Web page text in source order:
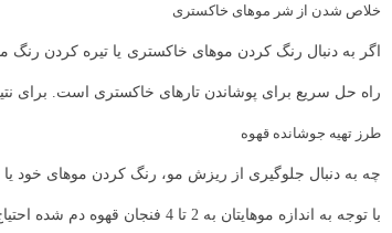
خلاص شدن از شر موهای خاکستری
اگر به دنبال رنگ کردن موهای خاکستری یا تیره کردن
راه حل سریع برای پوشاندن تارهای خاکستری است. برای
طرز تهیه جوشانده قهوه
چه به دنبال جلوگیری از ریزش مو، رنگ کردن موهای خود یا
با توجه به اندازه موهایتان به 2 تا 4 فنجان قهوه دم شده احتیاج دارید. بگذارید قهوه کاملا خنک شود و سپس دم کرده را در یک بطری اسپری یا بطری اپلیکاتور بریزید.